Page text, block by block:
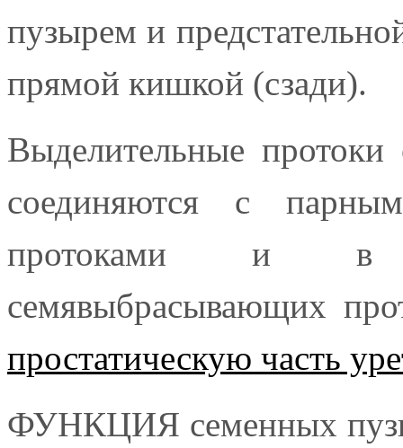
пузырем и
прямой кишкой (сзади).
Выделительные
соединяются с
протоками и в
семявыбрасывающих
простатическую часть
ФУНКЦИЯ семенных